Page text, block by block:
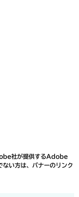
社が提供するAdobe
い方は、バナーのリンク